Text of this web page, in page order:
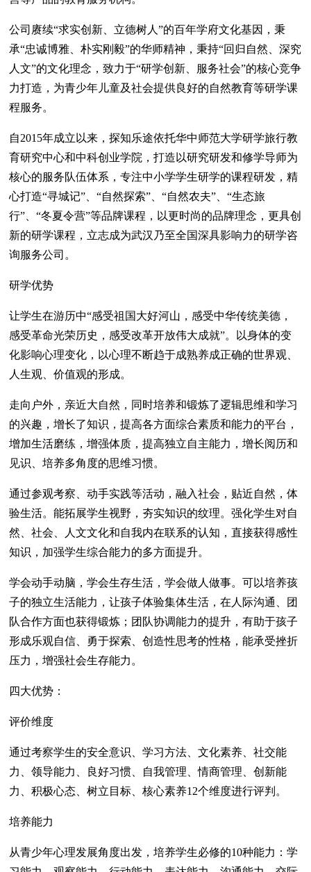
公司赓续“求实创新、立德树人”的百年学府文化基因，秉
承“忠诚博雅、朴实刚毅”的华师精神，秉持“回归自然、深究
人文”的文化理念，致力于“研学创新、服务社会”的核心竞争
力打造，为青少年儿童及社会提供良好的自然教育等研学课
程服务。
自2015年成立以来，探知乐途依托华中师范大学研学旅行教
育研究中心和中科创业学院，打造以研究研发和修学导师为
核心的服务队伍体系，专注中小学学生研学的课程研发，精
心打造“寻城记”、“自然探索”、“自然农夫”、“生态旅
行”、“冬夏令营”等品牌课程，以更时尚的品牌理念，更具创
新的研学课程，立志成为武汉乃至全国深具影响力的研学咨
询服务公司。
研学优势
让学生在游历中“感受祖国大好河山，感受中华传统美德，
感受革命光荣历史，感受改革开放伟大成就”。以身体的变
化影响心理变化，以心理不断趋于成熟养成正确的世界观、
人生观、价值观的形成。
走向户外，亲近大自然，同时培养和锻炼了逻辑思维和学习
的兴趣，增长了知识，提高各方面综合素质和能力的平台，
增加生活磨练，增强体质，提高独立自主能力，增长阅历和
见识、培养多角度的思维习惯。
通过参观考察、动手实践等活动，融入社会，贴近自然，体
验生活。能拓展学生视野，夯实知识的纹理。强化学生对自
然、社会、人文文化和自我内在联系的认知，直接获得感性
知识，加强学生综合能力的多方面提升。
学会动手动脑，学会生存生活，学会做人做事。可以培养孩
子的独立生活能力，让孩子体验集体生活，在人际沟通、团
队合作方面也获得锻炼；团队协调能力的提升，有助于孩子
形成乐观自信、勇于探索、创造性思考的性格，能承受挫折
压力，增强社会生存能力。
四大优势：
评价维度
通过考察学生的安全意识、学习方法、文化素养、社交能
力、领导能力、良好习惯、自我管理、情商管理、创新能
力、积极心态、树立目标、核心素养12个维度进行评判。
培养能力
从青少年心理发展角度出发，培养学生必修的10种能力：学